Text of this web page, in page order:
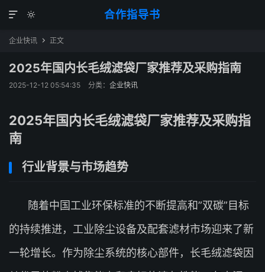
合作指导书


企业快讯  正文
2025年国内长毛绒滤袋厂家推荐及采购指南
2025-12-12 05:54:35 分类： 企业快讯
2025年国内长毛绒滤袋厂家推荐及采购指
南
行业背景与市场趋势
随着中国工业环保标准的不断提高和”双碳”目标
的持续推进，工业除尘设备及配套滤材市场迎来了新
一轮增长。作为除尘系统的核心部件，长毛绒滤袋因